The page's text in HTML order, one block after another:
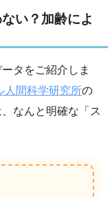
い？加齢によ
タをご紹介しま
人間科学研究所の
なんと明確な「ス